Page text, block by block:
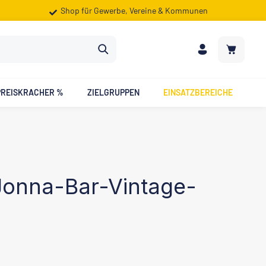
Shop für Gewerbe, Vereine & Kommunen
% ZIELGRUPPEN EINSATZBEREICHE
Bar-Vintage-